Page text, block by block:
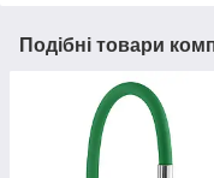
Подібні товари